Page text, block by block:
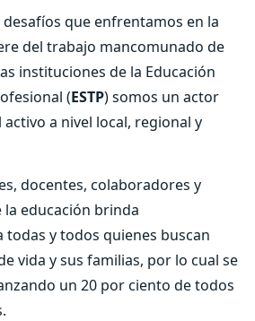
desafíos que enfrentamos en la
del trabajo mancomunado de
instituciones de la Educación
(ESTP) somos un actor
a nivel local, regional y
docentes, colaboradores y
educación brinda
y todos quienes buscan
vida y sus familias, por lo cual se
un 20 por ciento de todos